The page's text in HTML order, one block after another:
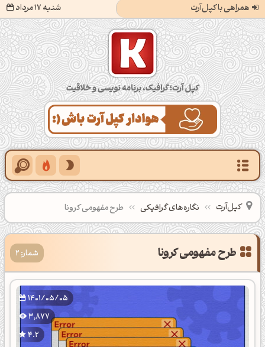
همراهی با کپل‌آرت شنبه 17 مرداد
کپل‌آرت؛ گرافیک، برنامه‌نویسی و خلاقیت
کپل‌آرت نگاره‌های گرافیکی طرح مفهومی کرونا
طرح مفهومی کرونا شمار: 2
1401/05/05
3,877
4.2